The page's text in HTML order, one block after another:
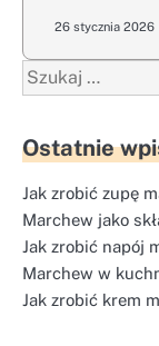
26 stycznia 2026
Szukaj:
Ostatnie
Jak zrobić zupę
Marchew jako
Jak zrobić napój
Marchew w
Jak zrobić krem